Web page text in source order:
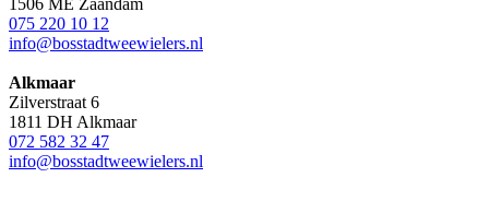
1506 ME Zaandam
075 220 10 12
info@bosstadtweewielers.nl
Alkmaar
Zilverstraat 6
1811 DH Alkmaar
072 582 32 47
info@bosstadtweewielers.nl